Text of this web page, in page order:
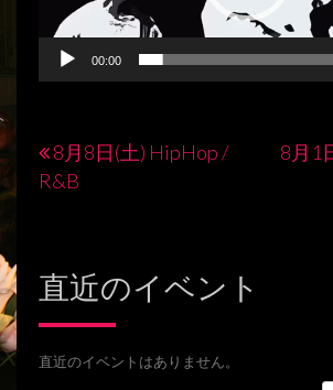
00:00
投
ビ
ゲ
ー
8月8日(土) HipHop /
R&B
8月1
直近のイベント
直近のイベントはありません。